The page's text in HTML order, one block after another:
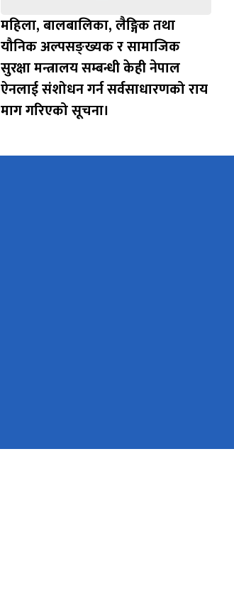
महिला, बालबालिका, लैङ्गिक तथा
यौनिक अल्पसङ्ख्यक र सामाजिक
सुरक्षा मन्त्रालय सम्बन्धी केही नेपाल
ऐनलाई संशोधन गर्न सर्वसाधारणको राय
माग गरिएको सूचना।